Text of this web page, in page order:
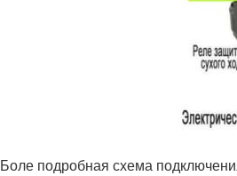
Боле подробная схема